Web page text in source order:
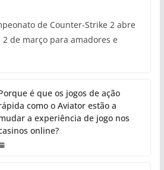
de Counter-Strike 2 abre
de março para amadores e
é que os jogos de ação
como o Aviator estão a
a experiência de jogo nos
online?